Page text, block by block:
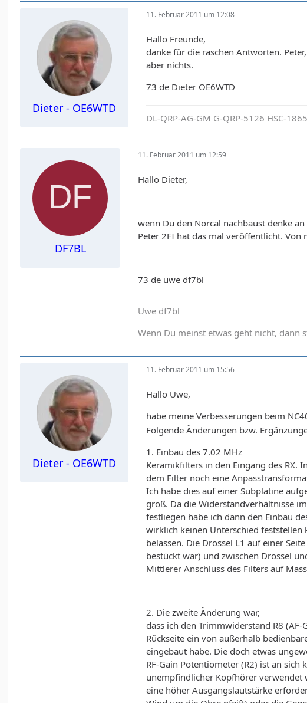
Dieter - OE6WTD
11. Februar 2011 um 12:08
Hallo Freunde,
danke für die raschen Antworten.
aber nichts.
73 de Dieter OE6WTD
DL-QRP-AG-GM G-QRP-5126 HSC-1865
DF7BL
11. Februar 2011 um 12:59
Hallo Dieter,
wenn Du den Norcal nachbaust denke
Peter 2FI hat das mal veröffentlicht. Von
73 de uwe df7bl
Uwe df7bl
Wenn Du meinst etwas geht nicht, dann
Dieter - OE6WTD
11. Februar 2011 um 15:56
Hallo Uwe,
habe meine Verbesserungen beim
Folgende Änderungen bzw.
1. Einbau des 7.02 MHz
Keramikfilters in den Eingang des RX.
dem Filter noch eine
Ich habe dies auf einer Subplatine
groß. Da die Widerstandverhältnisse
festliegen habe ich dann den Einbau
wirklich keinen Unterschied feststellen
belassen. Die Drossel L1 auf einer
bestückt war) und zwischen Drossel
Mittlerer Anschluss des Filters auf
2. Die zweite Änderung war,
dass ich den Trimmwiderstand R8
Rückseite ein von außerhalb
eingebaut habe. Die doch etwas
RF-Gain Potentiometer (R2) ist an sich
unempfindlicher Kopfhörer
eine höher Ausgangslautstärke